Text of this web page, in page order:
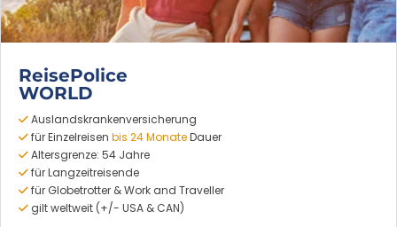
ReisePolice
WORLD
Auslandskrankenversicherung
für Einzelreisen bis 24 MonateDauer
Altersgrenze: 54 Jahre
für Langzeitreisende
für Globetrotter & Work and Traveller
gilt weltweit (+/- USA & CAN)